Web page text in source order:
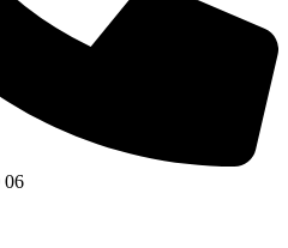
06